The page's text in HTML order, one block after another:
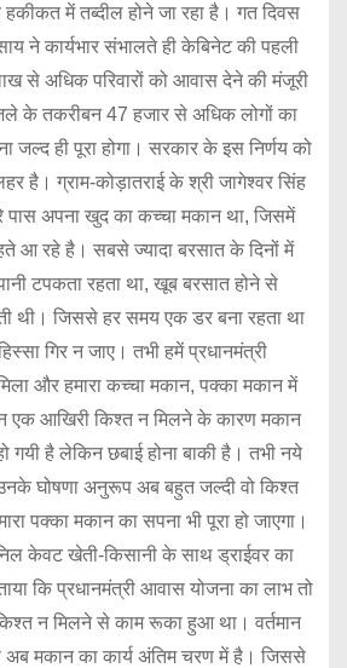
में तब्दील होने जा रहा है। गत दिवस
ने कार्यभार संभालते ही केबिनेट की पहली
से अधिक परिवारों को आवास देने की मंजूरी
के तकरीबन 47 हजार से अधिक लोगों का
ही पूरा होगा। सरकार के इस निर्णय को
है। ग्राम-कोड़ातराई के श्री जागेश्वर सिंह
पास अपना खुद का कच्चा मकान था, जिसमें
आ रहे है। सबसे ज्यादा बरसात के दिनों में
टपकता रहता था, खूब बरसात होने से
थी। जिससे हर समय एक डर बना रहता था
गिर न जाए। तभी हमें प्रधानमंत्री
और हमारा कच्चा मकान, पक्का मकान में
एक आखिरी किश्त न मिलने के कारण मकान
गयी है लेकिन छबाई होना बाकी है। तभी नये
घोषणा अनुरूप अब बहुत जल्दी वो किश्त
पक्का मकान का सपना भी पूरा हो जाएगा।
केवट खेती-किसानी के साथ ड्राईवर का
कि प्रधानमंत्री आवास योजना का लाभ तो
न मिलने से काम रूका हुआ था। वर्तमान
अब मकान का कार्य अंतिम चरण में है। जिससे